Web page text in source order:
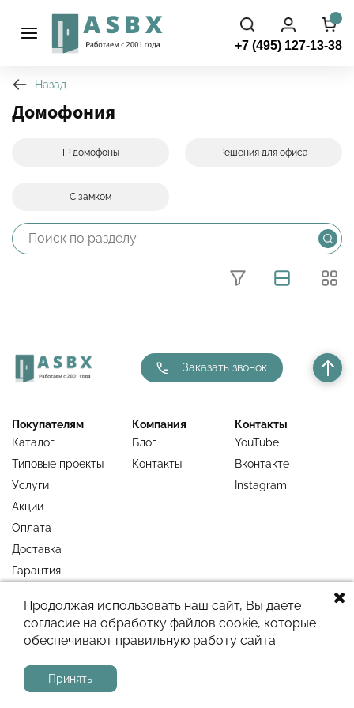
+7 (495) 127-13-38
Назад
Домофония
IP домофоны Решения для офиса
С замком
Фильтры
Покупателям
Каталог
Типовые проекты
Услуги
Акции
Оплата
Доставка
Гарантия
просмотренное
Компания
Блог
Контакты
Контакты
YouTube
Вконтакте
Instagram
Заказать звонок
Сайт работает на системе МойБизнес2
Продолжая использовать наш сайт, Вы даете
согласие на обработку файлов cookie, которые
обеспечивают правильную работу сайта.
Принять